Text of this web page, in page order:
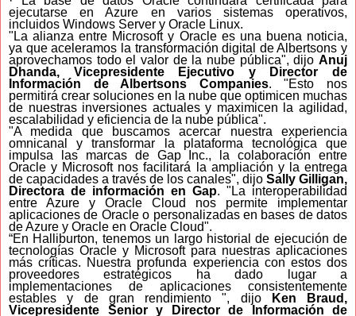
ejecutarse en Azure en varios sistemas operativos,
incluidos Windows Server y Oracle Linux.
"La alianza entre Microsoft y Oracle es una buena noticia,
ya que aceleramos la transformación digital de Albertsons y
aprovechamos todo el valor de la nube pública", dijo Anuj
Dhanda, Vicepresidente Ejecutivo y Director de
Información de Albertsons Companies. "Esto nos
permitirá crear soluciones en la nube que optimicen muchas
de nuestras inversiones actuales y maximicen la agilidad,
escalabilidad y eficiencia de la nube pública".
"A medida que buscamos acercar nuestra experiencia
omnicanal y transformar la plataforma tecnológica que
impulsa las marcas de Gap Inc., la colaboración entre
Oracle y Microsoft nos facilitará la ampliación y la entrega
de capacidades a través de los canales", dijo Sally Gilligan,
Directora de información en Gap. "La interoperabilidad
entre Azure y Oracle Cloud nos permite implementar
aplicaciones de Oracle o personalizadas en bases de datos
de Azure y Oracle en Oracle Cloud".
“En Halliburton, tenemos un largo historial de ejecución de
tecnologías Oracle y Microsoft para nuestras aplicaciones
más críticas. Nuestra profunda experiencia con estos dos
proveedores estratégicos ha dado lugar a
implementaciones de aplicaciones consistentemente
estables y de gran rendimiento ", dijo
Ken Braud,
Vicepresidente Senior y Director de Información de